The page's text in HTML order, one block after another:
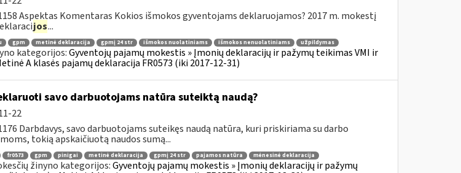
Aspektas Komentaras Kokios išmokos gyventojams deklaruojamos? 2017 m. mokestį
jos...
gpm metinė deklaracija gpmį 24 str išmokos nuolatiniams išmokos nenuolatiniams
užpildymas
kategorijos:Gyventojų pajamų mokestis » Įmonių deklaracijų ir pažymų teikimas VMI ir
A klasės pajamų deklaracija FR0573 (iki 2017-12-31)
savo darbuotojams natūra suteiktą naudą?
22
Darbdavys, savo darbuotojams suteikęs naudą natūra, kuri priskiriama su darbo
tokią apskaičiuotą naudos sumą...
fr0573 gpm pinigai metinė deklaracija gpmį 24 str pajamos natūra
mėnesinė deklaracija
žinyno kategorijos:Gyventojų pajamų mokestis » Įmonių deklaracijų ir pažymų